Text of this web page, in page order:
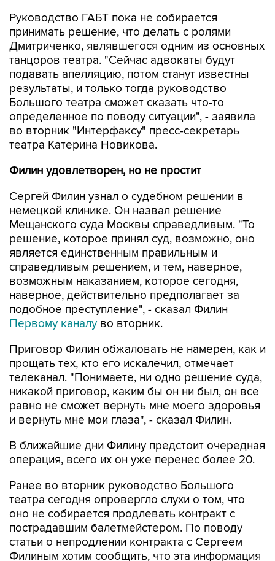
Руководство ГАБТ пока не собирается
принимать решение, что делать с ролями
Дмитриченко, являвшегося одним из основных
танцоров театра. "Сейчас адвокаты будут
подавать апелляцию, потом станут известны
результаты, и только тогда руководство
Большого театра сможет сказать что-то
определенное по поводу ситуации", - заявила
во вторник "Интерфаксу" пресс-секретарь
театра Катерина Новикова.
Филин удовлетворен, но не простит
Сергей Филин узнал о судебном решении в
немецкой клинике. Он назвал решение
Мещанского суда Москвы справедливым. "То
решение, которое принял суд, возможно, оно
является единственным правильным и
справедливым решением, и тем, наверное,
возможным наказанием, которое сегодня,
наверное, действительно предполагает за
подобное преступление", - сказал Филин
Первому каналу во вторник.
Приговор Филин обжаловать не намерен, как и
прощать тех, кто его искалечил, отмечает
телеканал. "Понимаете, ни одно решение суда,
никакой приговор, каким бы он ни был, он все
равно не сможет вернуть мне моего здоровья
и вернуть мне мои глаза", - сказал Филин.
В ближайшие дни Филину предстоит очередная
операция, всего их он уже перенес более 20.
Ранее во вторник руководство Большого
театра сегодня опровергло слухи о том, что
оно не собирается продлевать контракт с
пострадавшим балетмейстером. По поводу
статьи о непродлении контракта с Сергеем
Филиным хотим сообщить, что эта информация